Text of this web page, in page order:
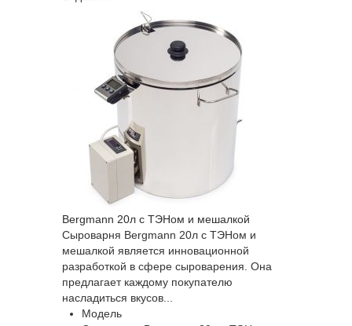
Bergmann 20л с ТЭНом и мешалкой
Сыроварня Bergmann 20л с ТЭНом и
мешалкой является инновационной
разработкой в сфере сыроварения. Она
предлагает каждому покупателю
насладиться вкусов...
Модель